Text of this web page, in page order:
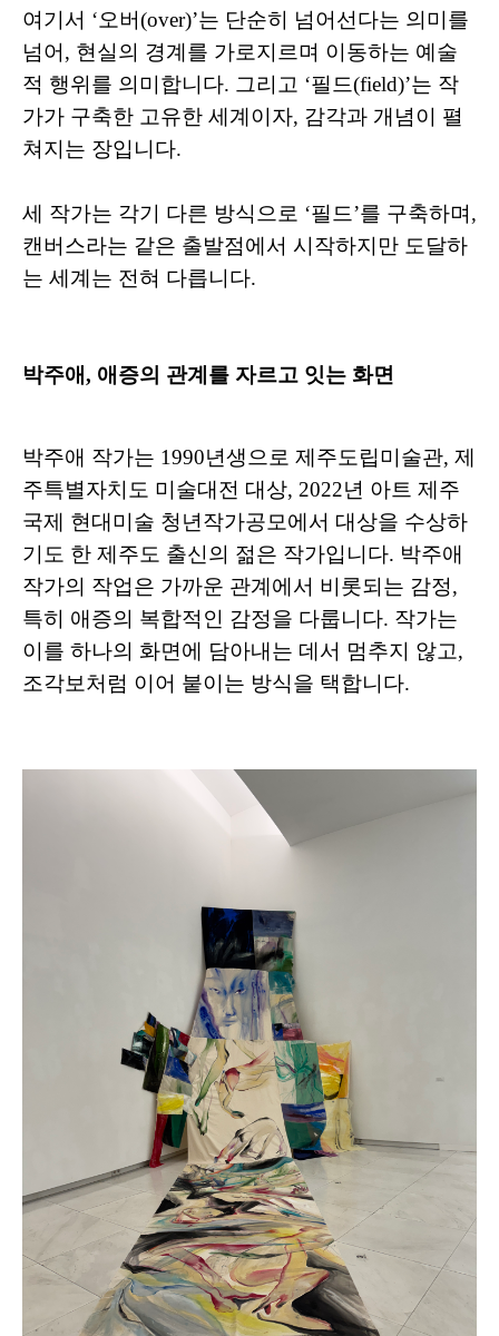
여기서 ‘오버(over)’는 단순히 넘어선다는 의미를
넘어, 현실의 경계를 가로지르며 이동하는 예술
적 행위를 의미합니다. 그리고 ‘필드(field)’는 작
가가 구축한 고유한 세계이자, 감각과 개념이 펼
쳐지는 장입니다.
세 작가는 각기 다른 방식으로 ‘필드’를 구축하며,
캔버스라는 같은 출발점에서 시작하지만 도달하
는 세계는 전혀 다릅니다.
박주애, 애증의 관계를 자르고 잇는 화면
박주애 작가는 1990년생으로 제주도립미술관, 제
주특별자치도 미술대전 대상, 2022년 아트 제주
국제 현대미술 청년작가공모에서 대상을 수상하
기도 한 제주도 출신의 젊은 작가입니다. 박주애
작가의 작업은 가까운 관계에서 비롯되는 감정,
특히 애증의 복합적인 감정을 다룹니다. 작가는
이를 하나의 화면에 담아내는 데서 멈추지 않고,
조각보처럼 이어 붙이는 방식을 택합니다.